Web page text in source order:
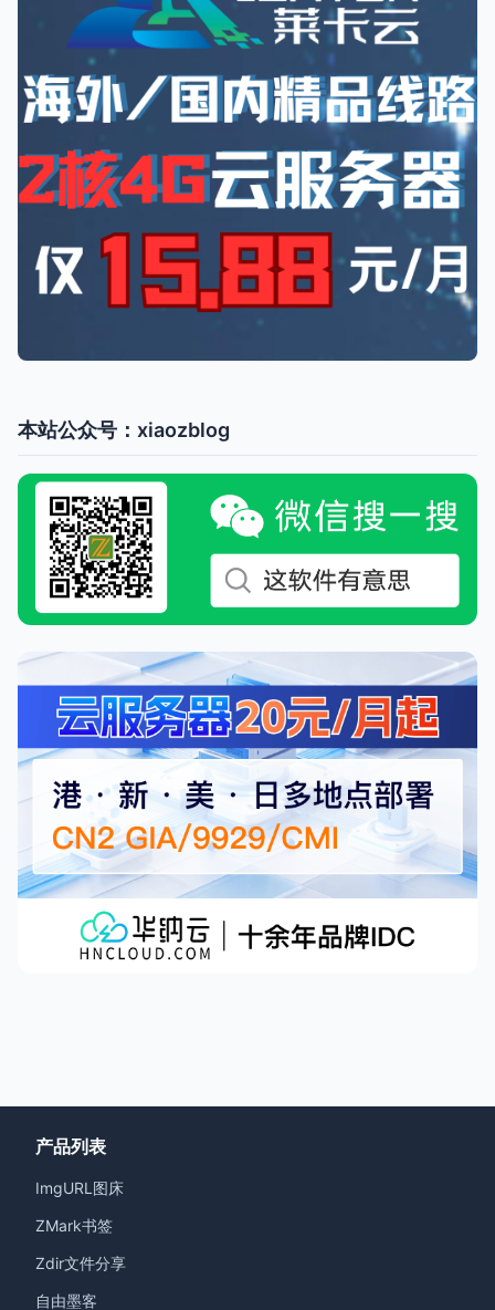
本站公众号：xiaozblog
产品列表
ImgURL图床
ZMark书签
Zdir文件分享
自由墨客